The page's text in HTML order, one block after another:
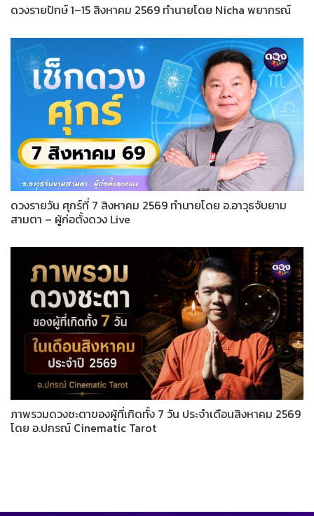
ดวงรายปักษ์ 1–15 สิงหาคม 2569 ทำนายโดย Nicha พยากรณ์
ดวงรายวัน ศุกร์ที่ 7 สิงหาคม 2569 ทำนายโดย อ.อาวุธจับยาม
สามตา – ผู้ก่อตั้งดวง Live
ภาพรวมดวงชะตาของผู้ที่เกิดทั้ง 7 วัน ประจำเดือนสิงหาคม 2569
โดย อ.ปกรณ์ Cinematic Tarot